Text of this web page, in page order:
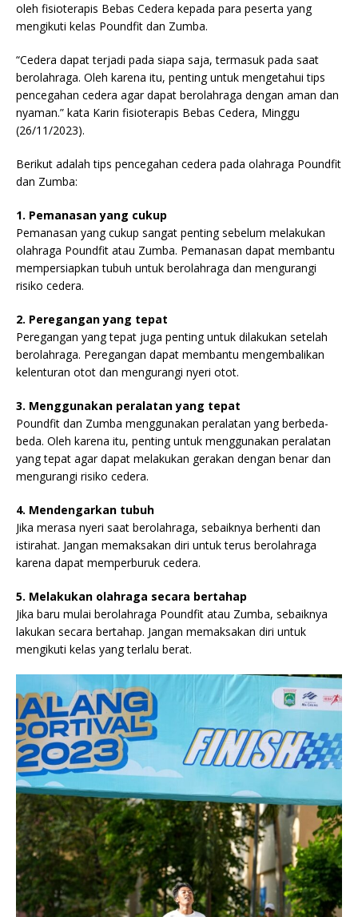
oleh fisioterapis Bebas Cedera kepada para peserta yang
mengikuti kelas Poundfit dan Zumba.
“Cedera dapat terjadi pada siapa saja, termasuk pada saat
berolahraga. Oleh karena itu, penting untuk mengetahui tips
pencegahan cedera agar dapat berolahraga dengan aman dan
nyaman.” kata Karin fisioterapis Bebas Cedera, Minggu
(26/11/2023).
Berikut adalah tips pencegahan cedera pada olahraga Poundfit
dan Zumba:
1. Pemanasan yang cukup
Pemanasan yang cukup sangat penting sebelum melakukan
olahraga Poundfit atau Zumba. Pemanasan dapat membantu
mempersiapkan tubuh untuk berolahraga dan mengurangi
risiko cedera.
2. Peregangan yang tepat
Peregangan yang tepat juga penting untuk dilakukan setelah
berolahraga. Peregangan dapat membantu mengembalikan
kelenturan otot dan mengurangi nyeri otot.
3. Menggunakan peralatan yang tepat
Poundfit dan Zumba menggunakan peralatan yang berbeda-
beda. Oleh karena itu, penting untuk menggunakan peralatan
yang tepat agar dapat melakukan gerakan dengan benar dan
mengurangi risiko cedera.
4. Mendengarkan tubuh
Jika merasa nyeri saat berolahraga, sebaiknya berhenti dan
istirahat. Jangan memaksakan diri untuk terus berolahraga
karena dapat memperburuk cedera.
5. Melakukan olahraga secara bertahap
Jika baru mulai berolahraga Poundfit atau Zumba, sebaiknya
lakukan secara bertahap. Jangan memaksakan diri untuk
mengikuti kelas yang terlalu berat.